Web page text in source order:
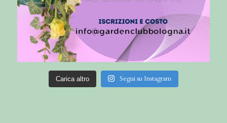
Carica altro Segui su Instagram